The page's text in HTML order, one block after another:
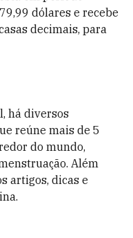
dólares e recebe
decimais, para
há diversos
reúne mais de 5
do mundo,
Além
artigos, dicas e